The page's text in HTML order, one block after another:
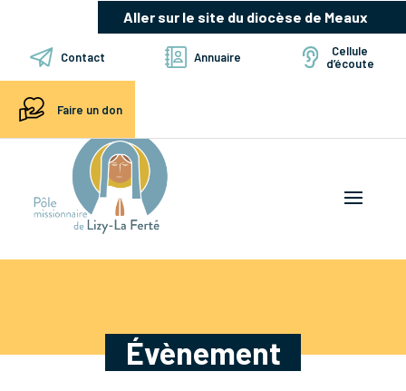
Aller sur le site du diocèse de Meaux
Contact Annuaire
Cellule
d’écoute
Faire un don
Évènement